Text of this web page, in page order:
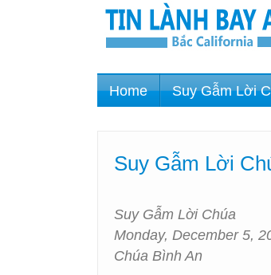
Home Suy Gẫm Lời
Suy Gẫm Lời
Suy Gẫm Lời Chúa
Monday, December 5,
Chúa Bình An